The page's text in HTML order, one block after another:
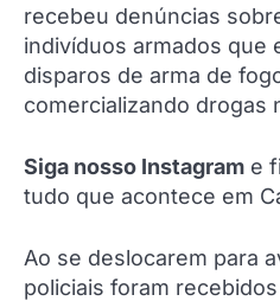
recebeu denúncias
indivíduos armados que
disparos de arma de
comercializando drogas
Siga nosso Instagram e
tudo que acontece em
Ao se deslocarem para
policiais foram